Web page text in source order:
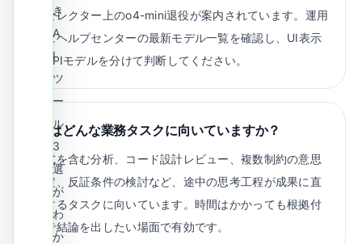
ルセレクター上のo4-mini退役が案内されています。運用
時はヘルプセンターの最新モデル一覧を確認し、UI表示
とAPIモデルを分けて判断してください。
o3はどんな業務タスクに向いていますか？
数式を含む分析、コード設計レビュー、複数制約の意思
決定、反証条件の検討など、途中の思考工程が成果に直
結するタスクに向いています。時間はかかっても根拠付
きで結論を出したい場面で有効です。
き
A
I
ツ
ー
ル
3
選
が
わ
か